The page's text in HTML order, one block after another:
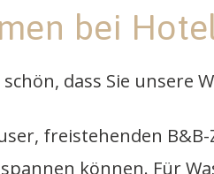
bei
dass Sie unsere
freistehenden
können. Für